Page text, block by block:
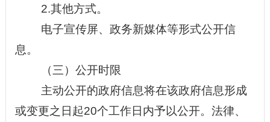
2.其他方式。
电子宣传屏、政务新媒体等形式公开信
息。
（三）公开时限
主动公开的政府信息将在该政府信息形成
或变更之日起20个工作日内予以公开。法律、